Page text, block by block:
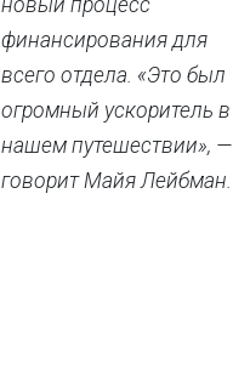
новый процесс
финансирования для
всего отдела. «Это был
огромный ускоритель в
нашем путешествии», —
говорит Майя Лейбман.